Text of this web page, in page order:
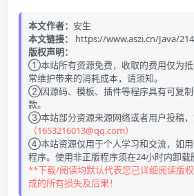
本文作者： 安生
本文链接：
https://www.aszi.cn/Java/
版权声明：
①本站所有资源免费，收取的费用仅为抵
常维护带来的消耗成本，请须知。
②因源码、模板、插件等程序具有可复
款。
③本站部分资源来源网络或者用户投稿，
（1653216013@qq.com）
④本站资源仅用于个人学习和交流，如
程序。使用非正版程序须在24小时内卸载
**下载/阅读均默认代表您已详细阅读版
成的所有损失及后果！